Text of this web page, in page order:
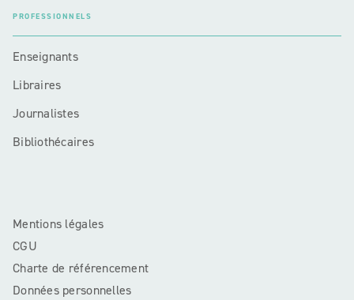
PROFESSIONNELS
Enseignants
Libraires
Journalistes
Bibliothécaires
Mentions légales
CGU
Charte de référencement
Données personnelles